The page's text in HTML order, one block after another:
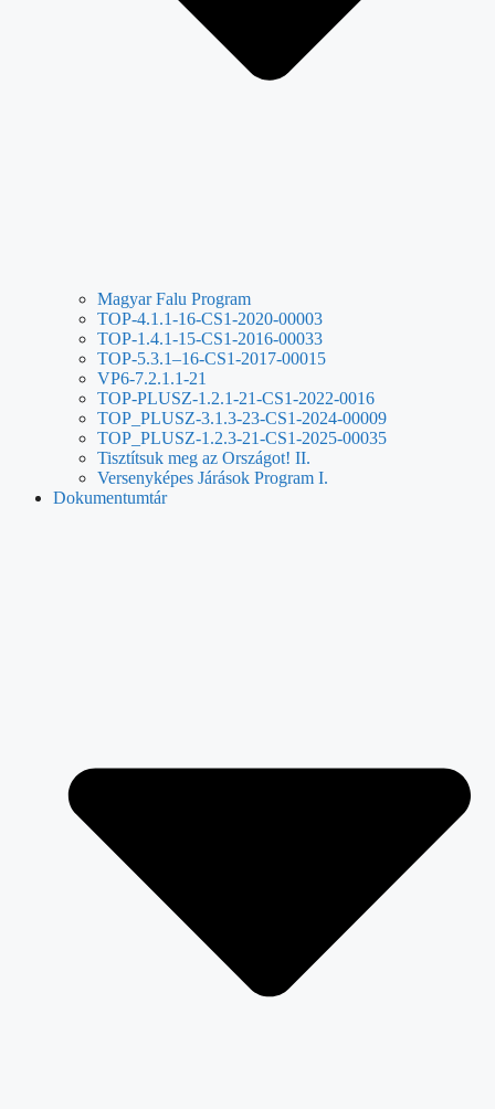
Magyar Falu Program
TOP-4.1.1-16-CS1-2020-00003
TOP-1.4.1-15-CS1-2016-00033
TOP-5.3.1–16-CS1-2017-00015
VP6-7.2.1.1-21
TOP-PLUSZ-1.2.1-21-CS1-2022-0016
TOP_PLUSZ-3.1.3-23-CS1-2024-00009
TOP_PLUSZ-1.2.3-21-CS1-2025-00035
Tisztítsuk meg az Országot! II.
Versenyképes Járások Program I.
Dokumentumtár